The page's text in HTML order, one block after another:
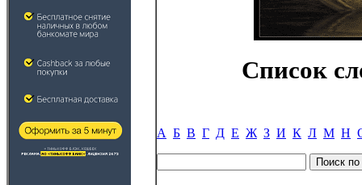
Список
А Б В Г Д Е Ж З И К Л М Н